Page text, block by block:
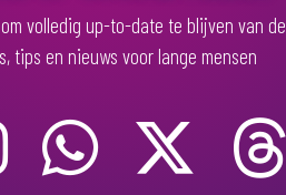
volledig up-to-date te blijven van de
tips en nieuws voor lange mensen